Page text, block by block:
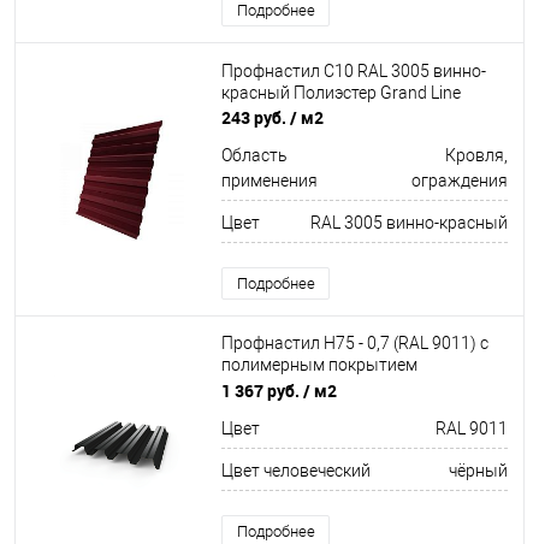
Подробнее
Профнастил С10 RAL 3005 винно-
красный Полиэстер Grand Line
243 руб. / м2
Область
применения
Кровля,
ограждения
Цвет RAL 3005 винно-красный
Подробнее
Профнастил Н75 - 0,7 (RAL 9011) с
полимерным покрытием
(полиэстер)
1 367 руб. / м2
Цвет RAL 9011
Цвет человеческий чёрный
Подробнее